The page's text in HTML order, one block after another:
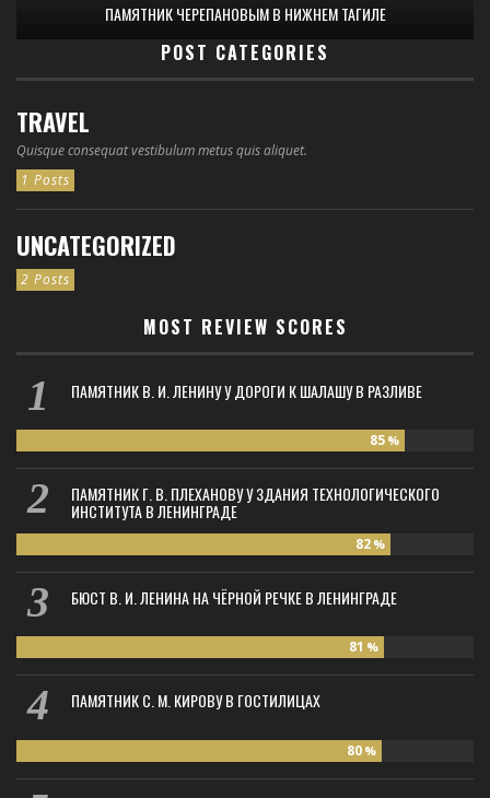
ПАМЯТНИК ЧЕРЕПАНОВЫМ В НИЖНЕМ ТАГИЛЕ
POST CATEGORIES
TRAVEL
Quisque consequat vestibulum metus quis aliquet.
1 Posts
UNCATEGORIZED
2 Posts
MOST REVIEW SCORES
ПАМЯТНИК В. И. ЛЕНИНУ У ДОРОГИ К ШАЛАШУ В РАЗЛИВЕ
85 %
ПАМЯТНИК Г. В. ПЛЕХАНОВУ У ЗДАНИЯ ТЕХНОЛОГИЧЕСКОГО
ИНСТИТУТА В ЛЕНИНГРАДЕ
82 %
БЮСТ В. И. ЛЕНИНА НА ЧЁРНОЙ РЕЧКЕ В ЛЕНИНГРАДЕ
81 %
ПАМЯТНИК С. М. КИРОВУ В ГОСТИЛИЦАХ
80 %